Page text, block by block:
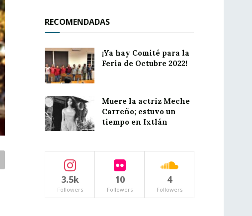
RECOMENDADAS
¡Ya hay Comité para la
Feria de Octubre 2022!
Muere la actriz Meche
Carreño; estuvo un
tiempo en Ixtlán
3.5k
Followers
10
Followers
4
Followers